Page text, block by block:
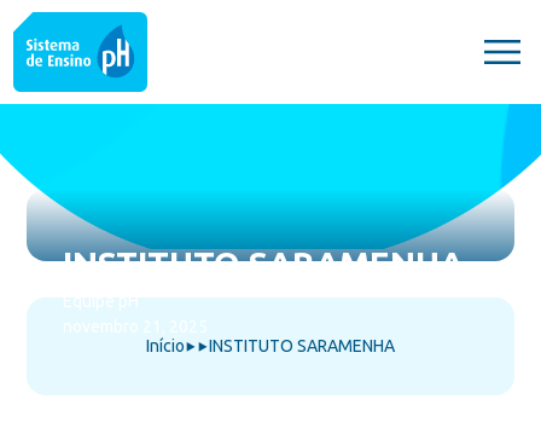
INSTITUTO SARAMENHA
Equipe pH
novembro 21, 2025
Início⯈⯈INSTITUTO SARAMENHA